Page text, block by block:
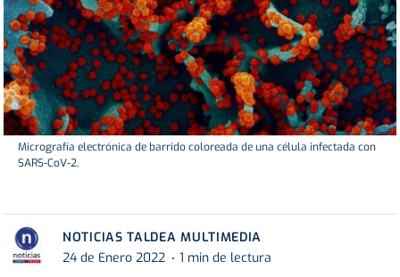
Micrografía electrónica de barrido coloreada de una célula infectada con
SARS-CoV-2.
NOTICIAS TALDEA MULTIMEDIA
24 de Enero 2022
1 min de lectura